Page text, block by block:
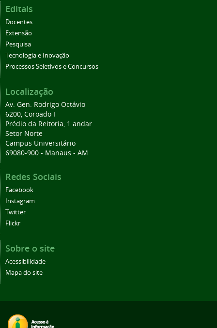
Editais
Docentes
Extensão
Pesquisa
Tecnologia e Inovação
Processos Seletivos e Concursos
Localização
Av. Gen. Rodrigo Octávio
6200, Coroado I
Prédio da Reitoria, 1 andar
Setor Norte
Campus Universitário
69080-900 - Manaus - AM
Redes Sociais
Facebook
Instagram
Twitter
Flickr
Sobre o site
Acessibilidade
Mapa do site